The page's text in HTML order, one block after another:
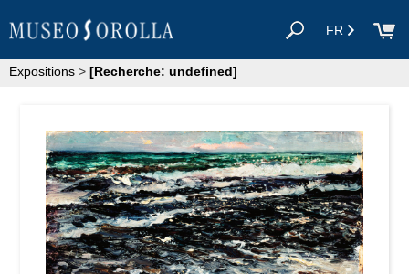
FR
Expositions > [Recherche: undefined]